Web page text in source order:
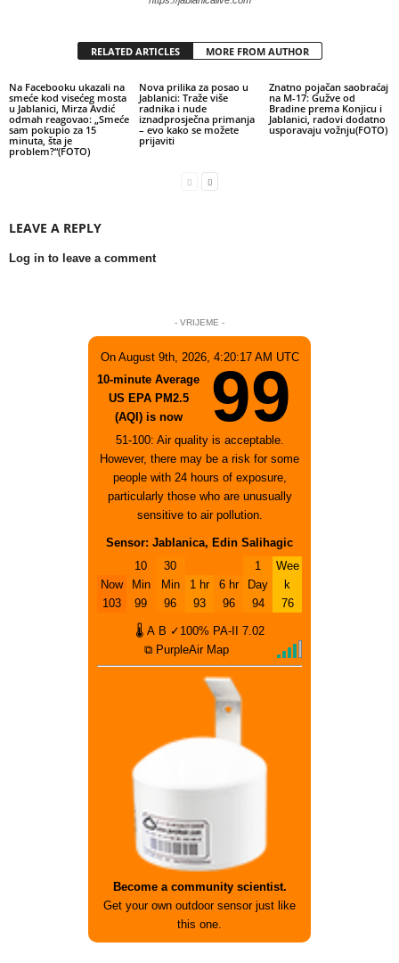
RELATED ARTICLES MORE FROM AUTHOR
Na Facebooku ukazali na
smeće kod visećeg mosta
u Jablanici, Mirza Avdić
odmah reagovao: „Smeće
sam pokupio za 15
minuta, šta je
problem?“(FOTO)
Nova prilika za posao u
Jablanici: Traže više
radnika i nude
iznadprosječna primanja
– evo kako se možete
prijaviti
Znatno pojačan saobraćaj
na M-17: Gužve od
Bradine prema Konjicu i
Jablanici, radovi dodatno
usporavaju vožnju(FOTO)
LEAVE A REPLY
Log in to leave a comment
- VRIJEME -
On August 9th, 2026, 4:20:17 AM UTC
10-minute Average
US EPA PM2.5
(AQI) is now
99
51-100: Air quality is acceptable.
However, there may be a risk for some
people with 24 hours of exposure,
particularly those who are unusually
sensitive to air pollution.
Sensor: Jablanica, Edin Salihagic
Now
103
10
Min
99
30
Min
96
1 hr
93
6 hr
96
1
Day
94
Wee
k
76
🌡 A B ✓100% PA-II
7.02
⧉ PurpleAir Map
Become a community scientist.
Get your own outdoor sensor just like
this one.